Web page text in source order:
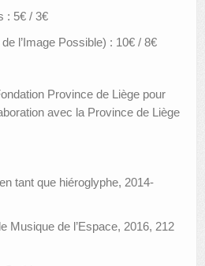
: 5€ / 3€
l’Image Possible) : 10€ / 8€
Province de Liège pour
avec la Province de Liège
tant que hiéroglyphe, 2014-
Musique de l’Espace, 2016, 212